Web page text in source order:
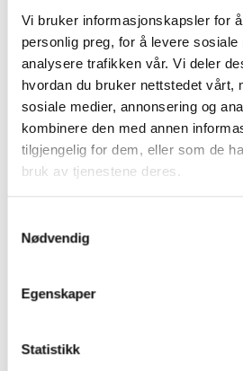
Vi bruker informasjonskapsler for
personlig preg, for å levere
analysere trafikken vår. Vi deler
hvordan du bruker nettstedet vårt,
sosiale medier, annonsering og
kombinere den med annen
tilgjengelig for dem, eller som de
bruk av tjenestene deres.
Nødvendig
Egenskaper
Statistikk
Ikke noe resultat.
Manager, Media Relations